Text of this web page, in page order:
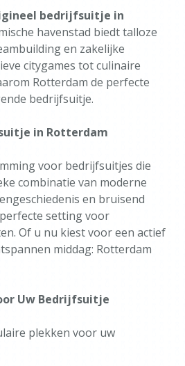
bedrijfsuitje in
havenstad biedt talloze
en zakelijke
citygames tot culinaire
Rotterdam de perfecte
bedrijfsuitje.
in Rotterdam
voor bedrijfsuitjes die
combinatie van moderne
en bruisend
setting voor
Of u nu kiest voor een actief
middag: Rotterdam
Uw Bedrijfsuitje
plekken voor uw